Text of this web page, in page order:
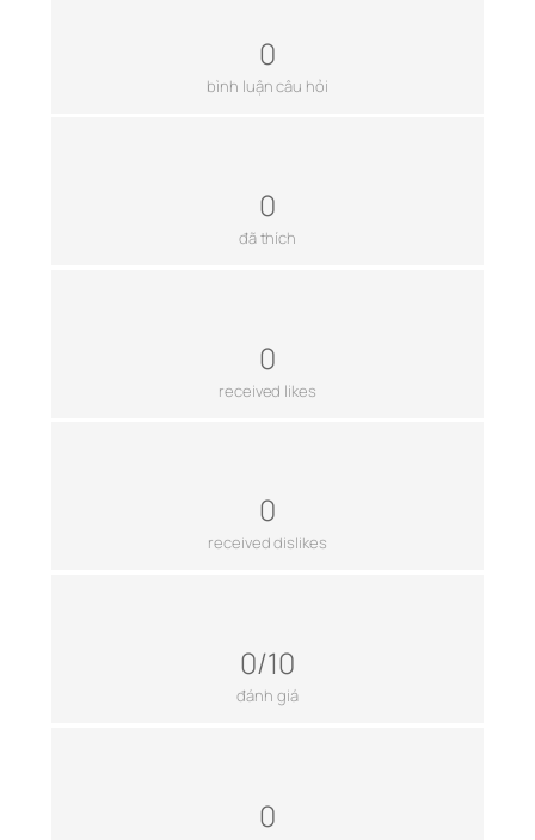
0
bình luận câu hỏi
0
đã thích
0
received likes
0
received dislikes
0/10
đánh giá
0